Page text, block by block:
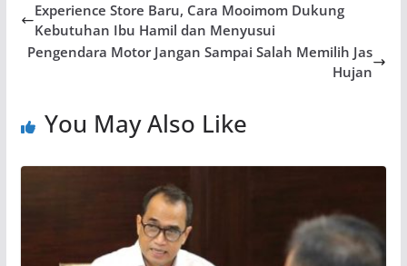
Experience Store Baru, Cara Mooimom Dukung
Kebutuhan Ibu Hamil dan Menyusui
Pengendara Motor Jangan Sampai Salah Memilih Jas
Hujan
You May Also Like